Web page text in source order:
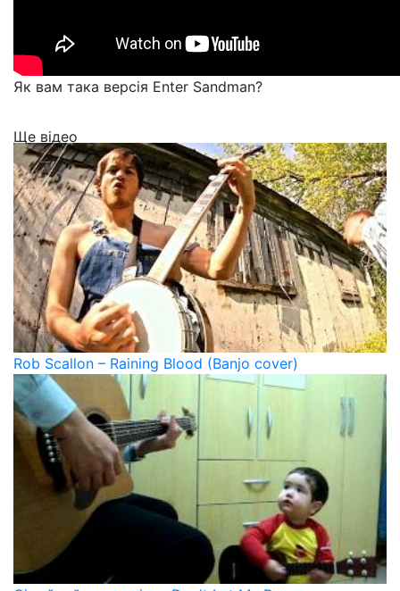
Як вам така версія Enter Sandman?
Ще відео
Rob Scallon – Raining Blood (Banjo cover)